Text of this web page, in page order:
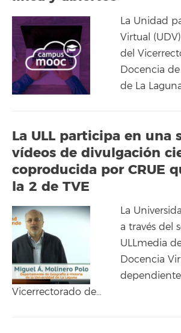
La Unidad
Virtual
del
Docencia
de La
La ULL participa en una
vídeos de divulgación
coproducida por CRUE
la 2 de TVE
La
a través del
ULLmedia
Docencia
Vicerrectorado de…